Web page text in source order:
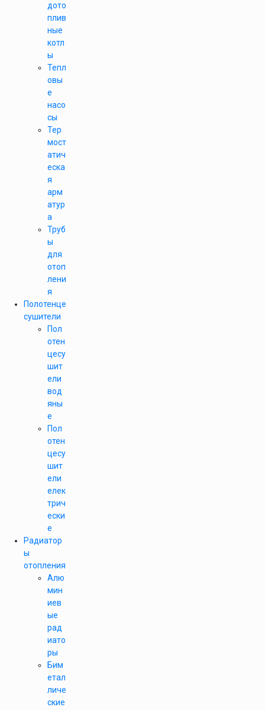
дото
плив
ные
котл
ы
Тепл
овы
е
насо
сы
Тер
мост
атич
еска
я
арм
атур
а
Труб
ы
для
отоп
лени
я
Полотенце
сушители
Пол
отен
цесу
шит
ели
вод
яны
е
Пол
отен
цесу
шит
ели
елек
трич
ески
е
Радиатор
ы
отопления
Алю
мин
иев
ые
рад
иато
ры
Бим
етал
личе
ские